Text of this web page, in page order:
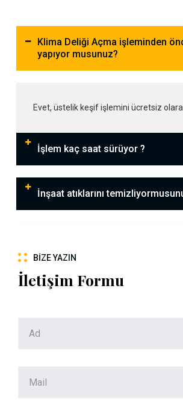
Klima Deliği Açma işleminden
yapıyor musunuz?
Evet, üstelik keşif işlemini ücretsiz
İşlem kaç saat sürüyor ?
İnşaat atıklarını
BIZE YAZIN
İletişim Formu